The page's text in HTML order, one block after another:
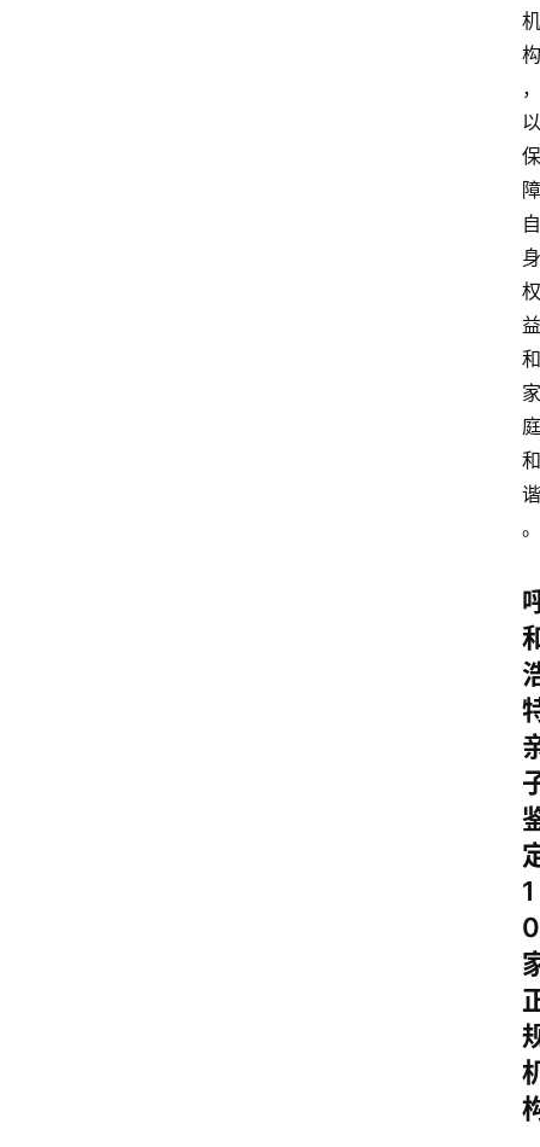
机
构
，
以
保
障
自
身
权
益
和
家
庭
和
谐
。
1
0